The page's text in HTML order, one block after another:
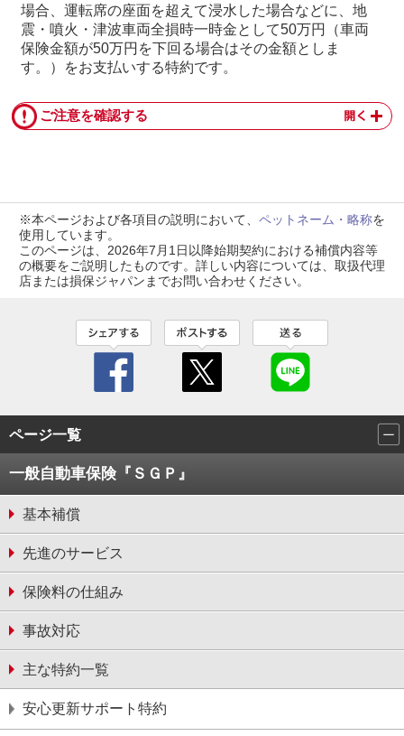
場合、運転席の座⾯を超えて浸⽔した場合などに、地
震・噴⽕・津波⾞両全損時⼀時⾦として50万円（⾞両
保険⾦額が50万円を下回る場合はその⾦額としま
す。）をお⽀払いする特約です。
ご注意を確認する
※本ページおよび各項目の説明において、 ペットネーム・略称を
使用しています。
このページは、2026年7月1日以降始期契約における補償内容等
の概要をご説明したものです。詳しい内容については、取扱代理
店または損保ジャパンまでお問い合わせください。
ページ一覧
一般自動車保険『ＳＧＰ』
基本補償
先進のサービス
保険料の仕組み
事故対応
主な特約一覧
安⼼更新サポート特約